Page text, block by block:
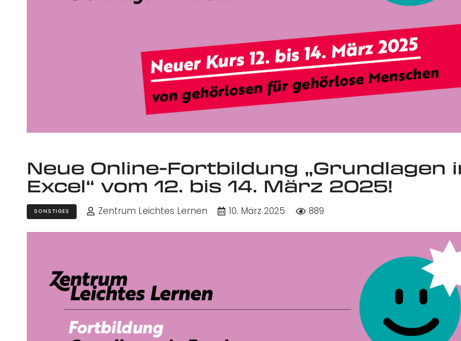
Neue Online-Fortbildung „Grundlagen
Excel“ vom 12. bis 14. März 2025!
SONSTIGES Zentrum Leichtes Lernen 10. März 2025 889